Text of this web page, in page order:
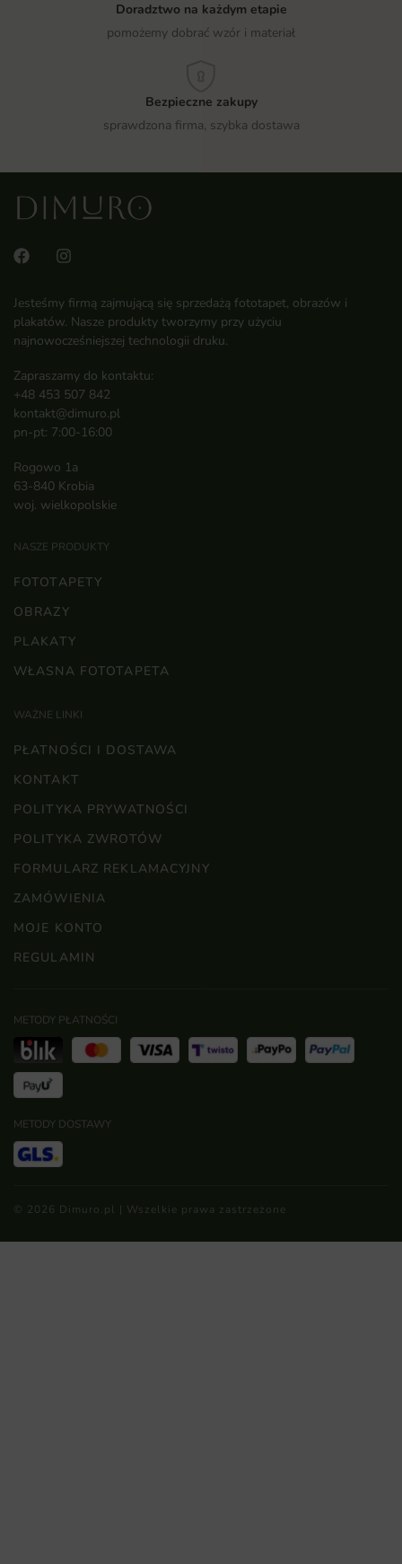
Doradztwo na każdym etapie
pomożemy dobrać wzór i materiał
Bezpieczne zakupy
sprawdzona firma, szybka dostawa
Jesteśmy firmą zajmującą się sprzedażą fototapet, obrazów i
plakatów. Nasze produkty tworzymy przy użyciu
najnowocześniejszej technologii druku.
Zapraszamy do kontaktu:
+48 453 507 842
kontakt@dimuro.pl
pn-pt: 7:00-16:00
Rogowo 1a
63-840 Krobia
woj. wielkopolskie
NASZE PRODUKTY
FOTOTAPETY
OBRAZY
PLAKATY
WŁASNA FOTOTAPETA
WAŻNE LINKI
PŁATNOŚCI I DOSTAWA
KONTAKT
POLITYKA PRYWATNOŚCI
POLITYKA ZWROTÓW
FORMULARZ REKLAMACYJNY
ZAMÓWIENIA
MOJE KONTO
REGULAMIN
METODY PŁATNOŚCI
METODY DOSTAWY
© 2026 Dimuro.pl | Wszelkie prawa zastrzeżone